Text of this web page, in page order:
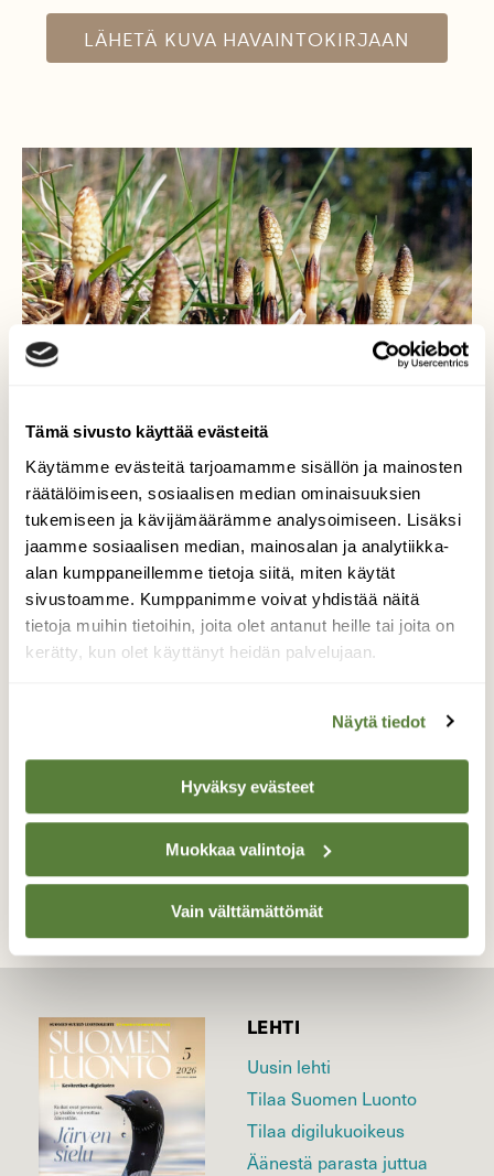
Tämä sivusto käyttää evästeitä
Käytämme evästeitä tarjoamamme sisällön ja mainosten
räätälöimiseen, sosiaalisen median ominaisuuksien
tukemiseen ja kävijämäärämme analysoimiseen. Lisäksi
jaamme sosiaalisen median, mainosalan ja analytiikka-
alan kumppaneillemme tietoja siitä, miten käytät
sivustoamme. Kumppanimme voivat yhdistää näitä
tietoja muihin tietoihin, joita olet antanut heille tai joita on
kerätty, kun olet käyttänyt heidän palvelujaan.
Näytä tiedot
Hyväksy evästeet
Muokkaa valintoja
Vain välttämättömät
LÄHETÄ KUVA HAVAINTOKIRJAAN
Peltokorte (itiötähkä)
Nämä kortteet kasvavat pihamaalla.
TAKAISIN LISTAAN
LEHTI
Uusin lehti
Tilaa Suomen Luonto
Tilaa digilukuoikeus
Äänestä parasta juttua